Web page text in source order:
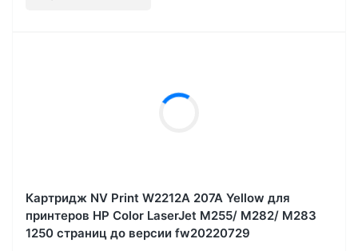
Картридж NV Print W2212A 207A Yellow для
принтеров HP Color LaserJet M255/ M282/ M283
1250 страниц до версии fw20220729